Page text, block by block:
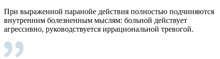
При выраженной паранойе действия полностью подчиняются
внутренним болезненным мыслям: больной действует
агрессивно, руководствуется иррациональной тревогой.